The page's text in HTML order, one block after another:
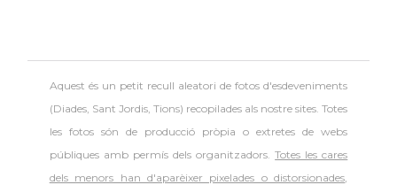
Aquest és un petit recull aleatori defotos d'esdeveniments
(Diades, Sant Jordis, Tions) recopilades als nostre sites. Totes
les fotos són de producció pròpia o extretes de webs
públiques amb permís dels organitzadors.Totes les cares
dels menors han d'aparèixer pixelades o distorsionades,